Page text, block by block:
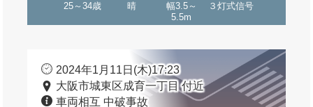
25～34歳 晴
幅3.5～
5.5m
３灯式信号
2024年1月11日(木)17:23
大阪市城東区成育一丁目 付近
車両相互 中破事故